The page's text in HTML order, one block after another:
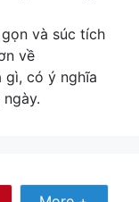
và súc tích
về
gì, có ý nghĩa